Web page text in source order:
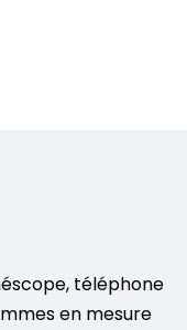
téléphone
en mesure